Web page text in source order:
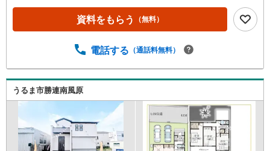
20:00】定休日:年中無休上記時間はお電話が繋がりやすく
なっております。ぜひお気軽にご連絡下さい！現地を見学
りご希望の日時をご記入いただけますとスムーズにご案内
＝＝＝＝＝＝＝＝＝＝＝＝＝こちらの物件は「Yahoo！不
動産 成約でPayPayポイント最大20万円相当プレゼント」
対象です！資料請求または見学予約からご成約でポイント
GET！詳細はキャンペーンページをご確認ください。＝＝
＝＝＝＝＝＝＝＝＝＝＝＝＝＝＝＝＝＝＝＝＝＝＝＝＝＝
＝＝＝＝＝
資料をもらう （無料）
電話する （通話料無料）
うるま市勝連南風原